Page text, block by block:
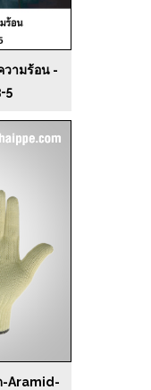
วามร้อน -
5
-Aramid-